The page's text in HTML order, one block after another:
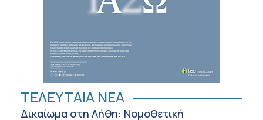
ΤΕΛΕΥΤΑΙΑ ΝΕΑ
Δικαίωμα στη Λήθη: Νομοθετική